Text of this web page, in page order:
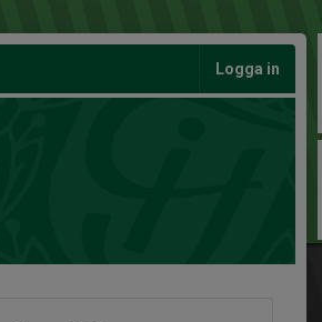
Logga in